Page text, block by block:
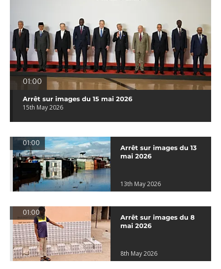
01:00
Arrêt sur images du 15 mai 2026
15th May 2026
01:00
Arrêt sur images du 13
mai 2026
13th May 2026
01:00
Arrêt sur images du 8
mai 2026
8th May 2026